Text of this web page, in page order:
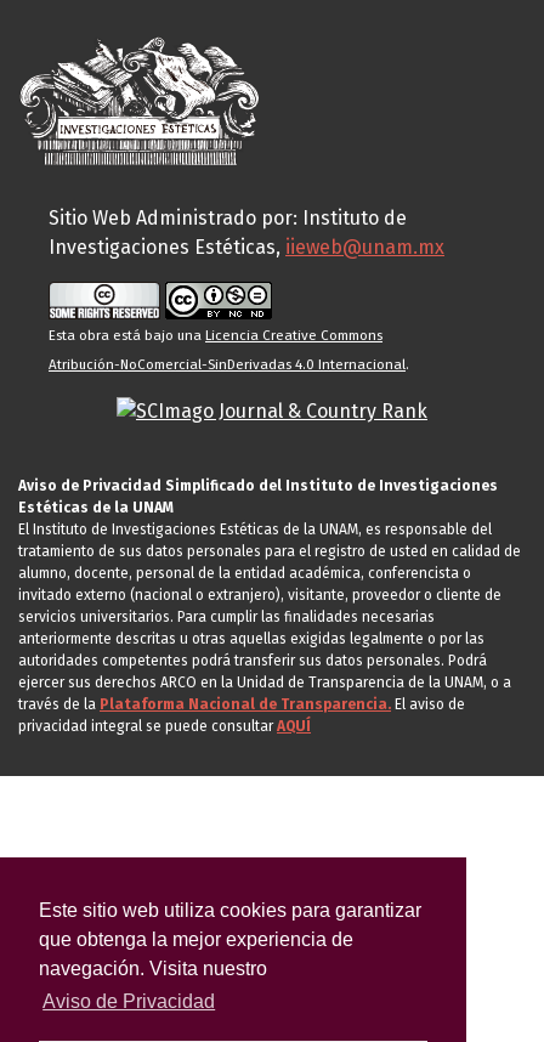
Este sitio web utiliza cookies para garantizar
que obtenga la mejor experiencia de
navegación. Visita nuestro
Aviso de Privacidad
Sitio Web Administrado por: Instituto de
Investigaciones Estéticas, iieweb@unam.mx
Esta obra está bajo una Licencia Creative Commons
Atribución-NoComercial-SinDerivadas 4.0 Internacional.
Aviso de Privacidad Simplificado del Instituto de Investigaciones
Estéticas de la UNAM
El Instituto de Investigaciones Estéticas de la UNAM, es responsable del
tratamiento de sus datos personales para el registro de usted en calidad de
alumno, docente, personal de la entidad académica, conferencista o
invitado externo (nacional o extranjero), visitante, proveedor o cliente de
servicios universitarios. Para cumplir las finalidades necesarias
anteriormente descritas u otras aquellas exigidas legalmente o por las
autoridades competentes podrá transferir sus datos personales. Podrá
ejercer sus derechos ARCO en la Unidad de Transparencia de la UNAM, o a
través de la Plataforma Nacional de Transparencia. El aviso de
privacidad integral se puede consultarAQUÍ